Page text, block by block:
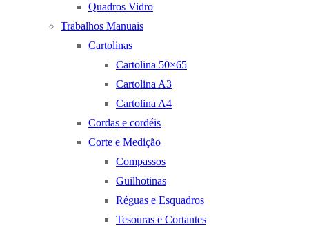
Quadros Vidro
Trabalhos Manuais
Cartolinas
Cartolina 50×65
Cartolina A3
Cartolina A4
Cordas e cordéis
Corte e Medição
Compassos
Guilhotinas
Réguas e Esquadros
Tesouras e Cortantes